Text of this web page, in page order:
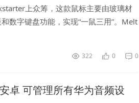
上众筹，这款鼠标主要由玻璃材
数字键盘功能，实现“一鼠三用”。Melt
322 0 0
卓 可管理所有华为音频设